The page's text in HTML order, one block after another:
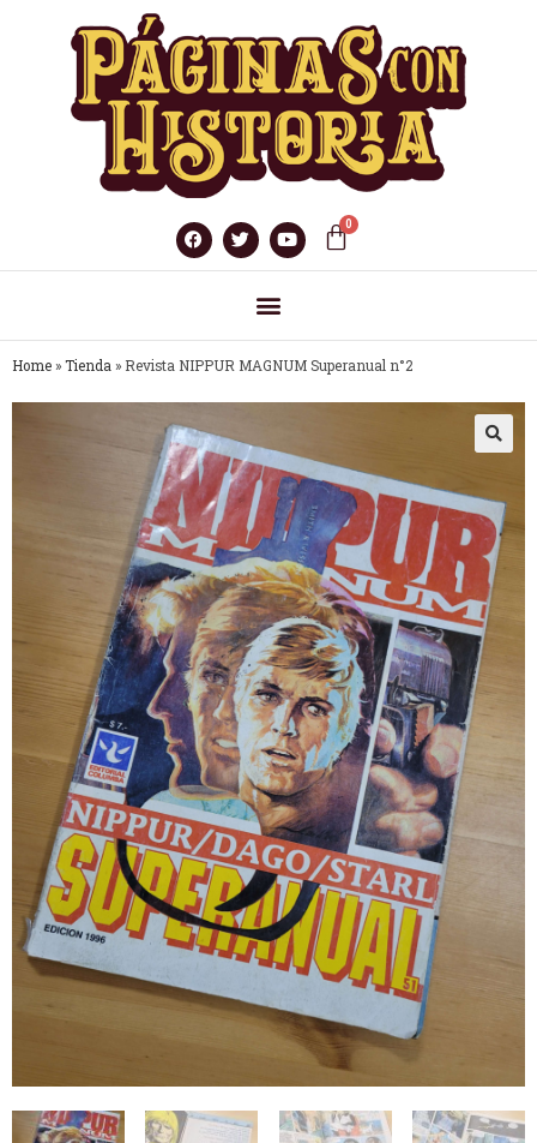
Home » Tienda » Revista NIPPUR MAGNUM Superanual n°2